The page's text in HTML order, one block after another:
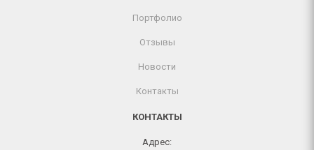
Портфолио
Отзывы
Новости
Контакты
КОНТАКТЫ
Адрес: